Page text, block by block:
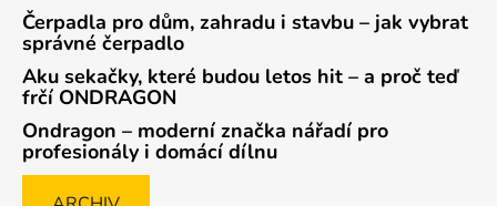
Čerpadla pro dům, zahradu i stavbu – jak vybrat
správné čerpadlo
Aku sekačky, které budou letos hit – a proč teď
frčí ONDRAGON
Ondragon – moderní značka nářadí pro
profesionály i domácí dílnu